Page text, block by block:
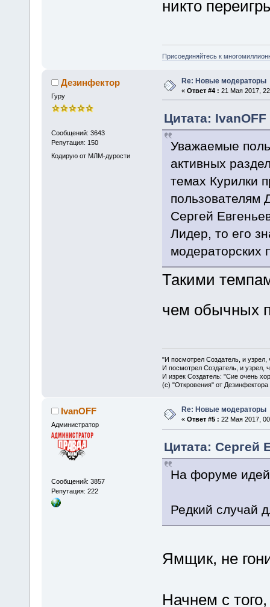
никто
Присоединяйтесь к
Дезинфектор
Гуру
Сообщений: 3643
Репутация: 150
Кодирую от МЛМ-дурости
Re: Новые модераторы
« Ответ #4 : 21 Мая 2017,
Цитата:
Уважаемые
активных
темах Курилки
пользователям
Сергей
Лидер, то его
модераторских
Такими
чем обычных
"И посмотрел Создатель, и
И посмотрел Создатель, и узрел,
И изрек Создатель: "Сие очень
(с) "Откровения" от Дезинфектора
IvanOFF
Администратор
Сообщений: 3857
Репутация: 222
Re: Новые модераторы
« Ответ #5 : 22 Мая 2017,
Цитата: Сергей
На форуме
Редкий случай
Ямщик, не
Начнем с